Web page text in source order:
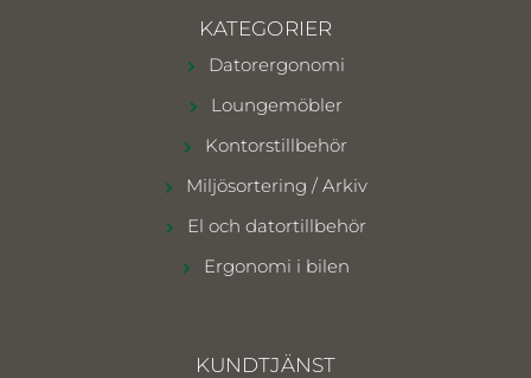
KATEGORIER
Datorergonomi
Loungemöbler
Kontorstillbehör
Miljösortering / Arkiv
El och datortillbehör
Ergonomi i bilen
KUNDTJÄNST